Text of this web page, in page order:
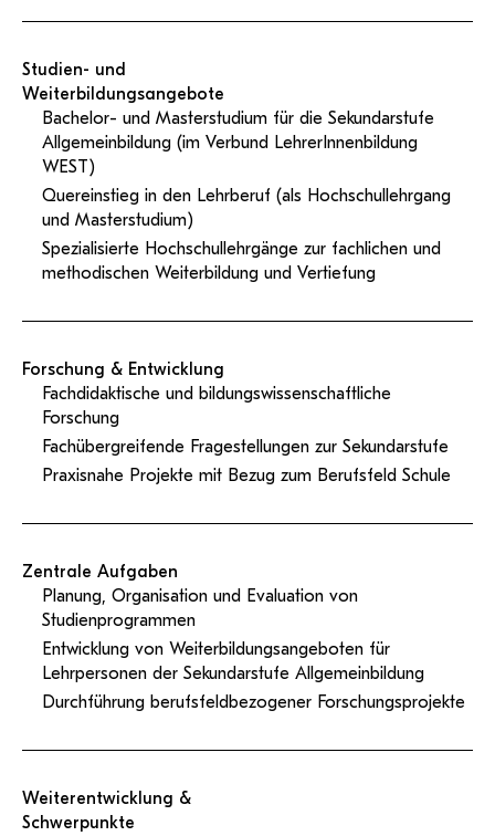
Studien- und
Weiterbildungsangebote
Bachelor- und Masterstudium für die Sekundarstufe
Allgemeinbildung (im Verbund LehrerInnenbildung
WEST)
Quereinstieg in den Lehrberuf (als Hochschullehrgang
und Masterstudium)
Spezialisierte Hochschullehrgänge zur fachlichen und
methodischen Weiterbildung und Vertiefung
Forschung & Entwicklung
Fachdidaktische und bildungswissenschaftliche
Forschung
Fachübergreifende Fragestellungen zur Sekundarstufe
Praxisnahe Projekte mit Bezug zum Berufsfeld Schule
Zentrale Aufgaben
Planung, Organisation und Evaluation von
Studienprogrammen
Entwicklung von Weiterbildungsangeboten für
Lehrpersonen der Sekundarstufe Allgemeinbildung
Durchführung berufsfeldbezogener Forschungsprojekte
Weiterentwicklung &
Schwerpunkte